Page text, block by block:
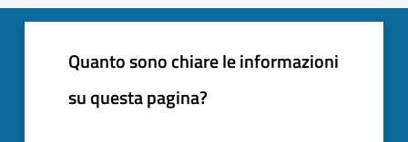
Quanto sono chiare le informazioni
su questa pagina?